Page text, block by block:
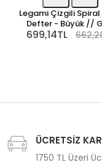
Legami Çizgili
Defter - Büyük //
699,14TL
ÜCRETSİZ
1750 TL Üzeri